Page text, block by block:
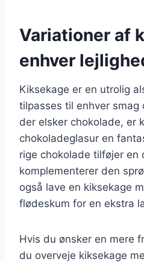
Variationer af
enhver
Kiksekage er en utrolig
tilpasses til enhver smag
der elsker chokolade, er
chokoladeglasur en
rige chokolade tilføjer en
komplementerer den
også lave en kiksekage
flødeskum for en ekstra
Hvis du ønsker en mere
du overveje kiksekage